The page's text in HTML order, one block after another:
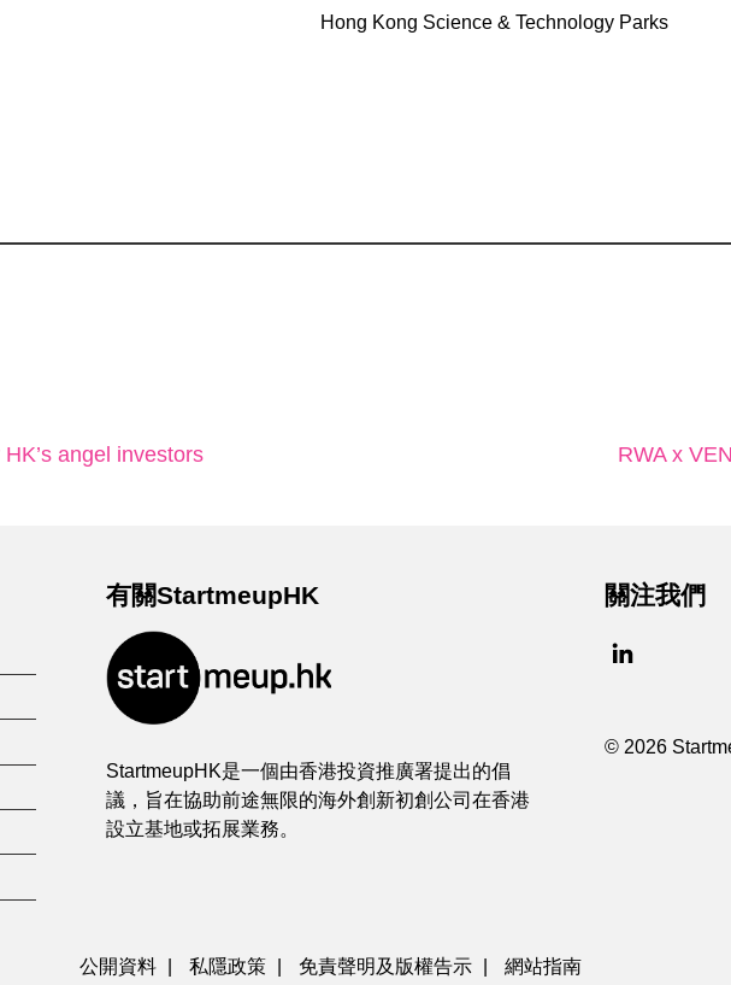
Hong Kong Science & Technology Parks
angel investors RWA x
有關StartmeupHK
StartmeupHK是一個由香港投資推廣署提出的倡
議，旨在協助前途無限的海外創新初創公司在香港
設立基地或拓展業務。
關注我們
© 2026
公開資料 私隱政策 免責聲明及版權告示 網站指南